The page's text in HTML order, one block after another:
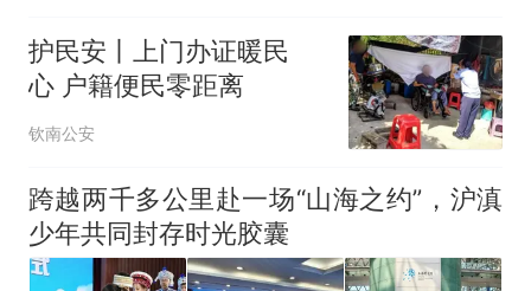
护民安丨上门办证暖民
心 户籍便民零距离
钦南公安
跨越两千多公里赴一场“山海之约”，沪滇
少年共同封存时光胶囊